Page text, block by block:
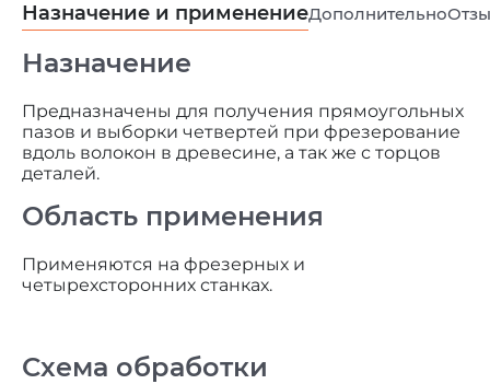
Назначение и применениеДополнительно
Назначение
Предназначены для получения прямоугольных
пазов и выборки четвертей при фрезерование
вдоль волокон в древесине, а так же с торцов
деталей.
Область применения
Применяются на фрезерных и
четырехсторонних станках.
Схема обработки